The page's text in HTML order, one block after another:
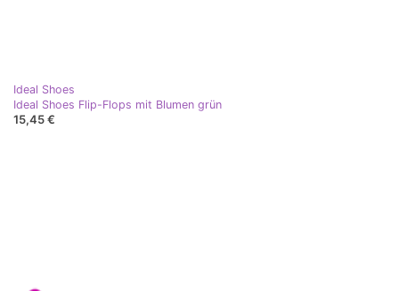
Ideal Shoes
Ideal Shoes Flip-Flops mit Blumen grün
15,45 €